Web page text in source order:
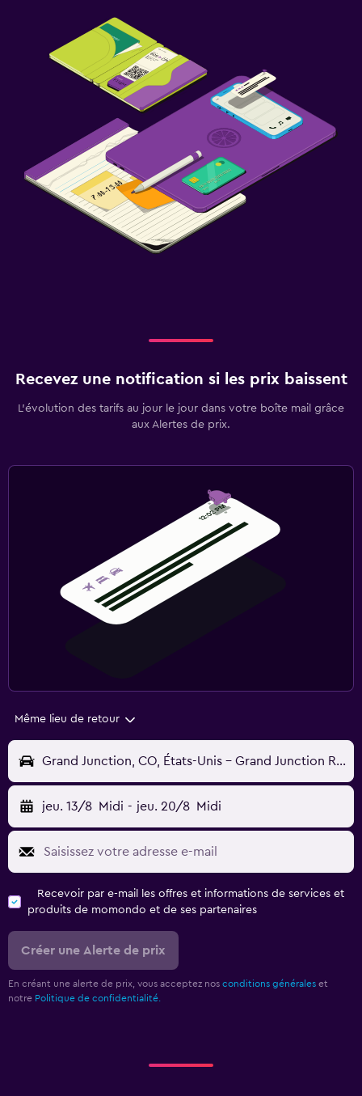
Recevez une notification si les prix baissent
L’évolution des tarifs au jour le jour dans votre boîte mail grâce
aux Alertes de prix.
Même lieu de retour
Grand Junction, CO, États-Unis - Grand Junction Regnl (GJT)
jeu. 13/8 Midi - jeu. 20/8 Midi
Recevoir par e-mail les offres et informations de services et
produits de momondo et de ses partenaires
Créer une Alerte de prix
En créant une alerte de prix, vous acceptez nos conditions générales et
notre Politique de confidentialité.